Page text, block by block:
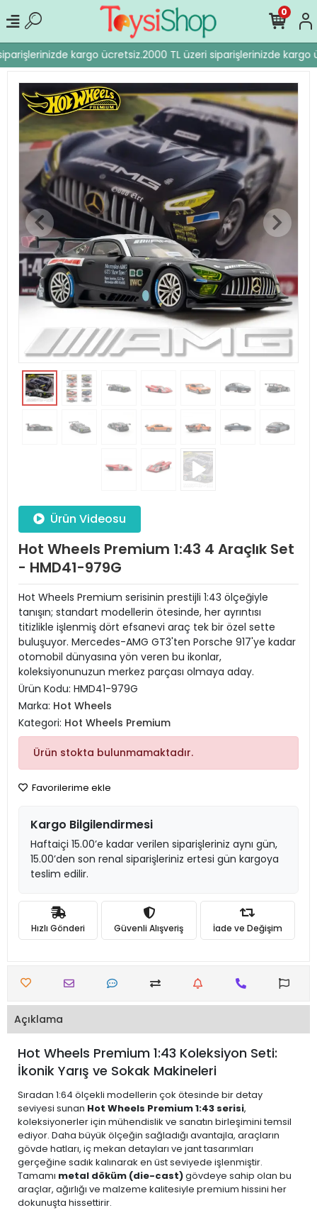
kargo ücretsiz.2000 TL üzeri siparişlerinizde kargo
0
Ürün Videosu
Hot Wheels Premium 1:43 4 Araçlık Set
- HMD41-979G
Hot Wheels Premium serisinin prestijli 1:43 ölçeğiyle
tanışın; standart modellerin ötesinde, her ayrıntısı
titizlikle işlenmiş dört efsanevi araç tek bir özel sette
buluşuyor. Mercedes-AMG GT3'ten Porsche 917'ye kadar
otomobil dünyasına yön veren bu ikonlar,
koleksiyonunuzun merkez parçası olmaya aday.
Ürün Kodu: HMD41-979G
Marka: Hot Wheels
Kategori: Hot Wheels Premium
Ürün stokta bulunmamaktadır.
Favorilerime ekle
Kargo Bilgilendirmesi
Haftaiçi 15.00’e kadar verilen siparişleriniz aynı gün,
15.00’den son renal siparişleriniz ertesi gün kargoya
teslim edilir.
Hızlı Gönderi Güvenli Alışveriş İade ve Değişim
Açıklama
Hot Wheels Premium 1:43 Koleksiyon Seti:
İkonik Yarış ve Sokak Makineleri
Sıradan 1:64 ölçekli modellerin çok ötesinde bir detay
seviyesi sunan Hot Wheels Premium 1:43 serisi,
koleksiyonerler için mühendislik ve sanatın birleşimini temsil
ediyor. Daha büyük ölçeğin sağladığı avantajla, araçların
gövde hatları, iç mekan detayları ve jant tasarımları
gerçeğine sadık kalınarak en üst seviyede işlenmiştir.
Tamamı metal döküm (die-cast)gövdeye sahip olan bu
araçlar, ağırlığı ve malzeme kalitesiyle premium hissini her
dokunuşta hissettirir.